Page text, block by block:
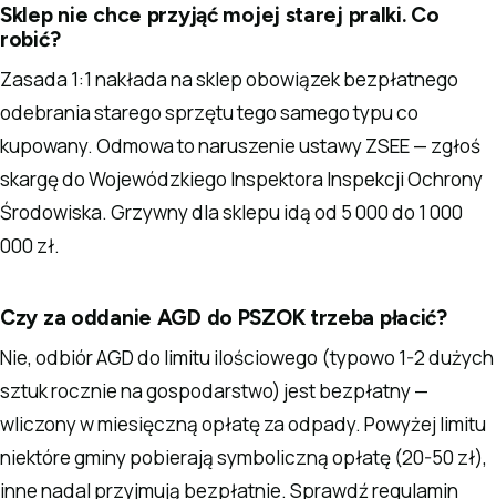
Sklep nie chce przyjąć mojej starej pralki. Co
robić?
Zasada 1:1 nakłada na sklep obowiązek bezpłatnego
odebrania starego sprzętu tego samego typu co
kupowany. Odmowa to naruszenie ustawy ZSEE — zgłoś
skargę do Wojewódzkiego Inspektora Inspekcji Ochrony
Środowiska. Grzywny dla sklepu idą od 5 000 do 1 000
000 zł.
Czy za oddanie AGD do PSZOK trzeba płacić?
Nie, odbiór AGD do limitu ilościowego (typowo 1-2 dużych
sztuk rocznie na gospodarstwo) jest bezpłatny —
wliczony w miesięczną opłatę za odpady. Powyżej limitu
niektóre gminy pobierają symboliczną opłatę (20-50 zł),
inne nadal przyjmują bezpłatnie. Sprawdź regulamin